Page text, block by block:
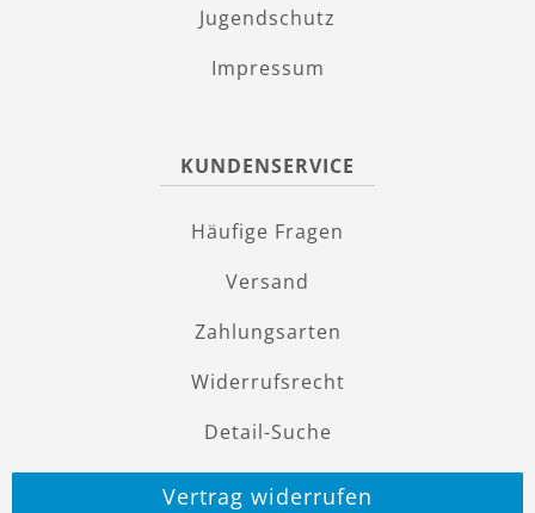
Jugendschutz
Impressum
KUNDENSERVICE
Häufige Fragen
Versand
Zahlungsarten
Widerrufsrecht
Detail-Suche
Vertrag widerrufen